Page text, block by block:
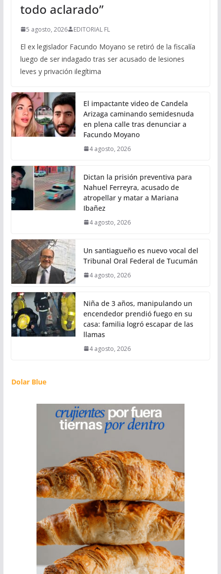
todo aclarado”
5 agosto, 2026 EDITORIAL FL
El ex legislador Facundo Moyano se retiró de la fiscalía
luego de ser indagado tras ser acusado de lesiones
leves y privación ilegítima
El impactante video de Candela
Arizaga caminando semidesnuda
en plena calle tras denunciar a
Facundo Moyano
4 agosto, 2026
Dictan la prisión preventiva para
Nahuel Ferreyra, acusado de
atropellar y matar a Mariana
Ibañez
4 agosto, 2026
Un santiagueño es nuevo vocal del
Tribunal Oral Federal de Tucumán
4 agosto, 2026
Niña de 3 años, manipulando un
encendedor prendió fuego en su
casa: familia logró escapar de las
llamas
4 agosto, 2026
Dolar Blue